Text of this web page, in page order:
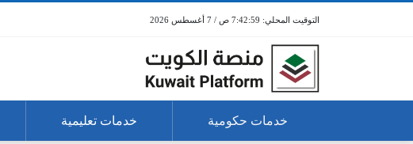
7:42:59 ص / 7 أغسطس 2026
خدمات حكومية خدمات تعليمية